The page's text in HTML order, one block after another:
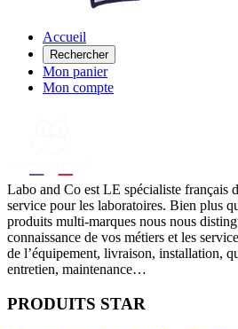
Accueil
Rechercher
Mon panier
Mon compte
Labo and Co est LE spécialiste français
service pour les laboratoires. Bien plus
produits multi-marques nous nous
connaissance de vos métiers et les
de l’équipement, livraison, installation,
entretien, maintenance…
PRODUITS STAR